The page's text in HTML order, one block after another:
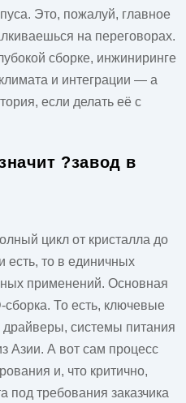
Это, пожалуй, главное
на переговорах.
сборке, инжиниринге
и интеграции — а
если делать её с
?завод в
цикл от кристалла до
есть, то в единичных
применений. Основная
То есть, ключевые
системы питания
Азии. А вот сам процесс
и, что критично,
под требования заказчика